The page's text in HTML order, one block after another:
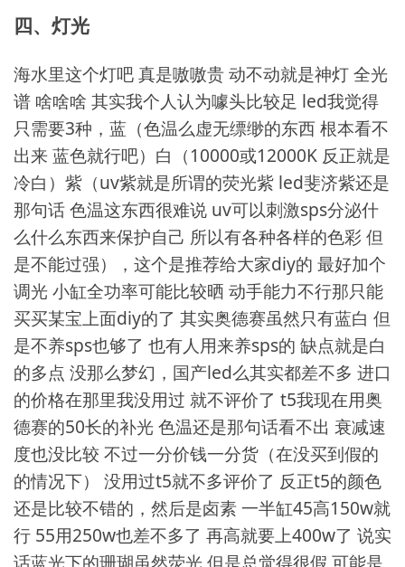
四、灯光
海水里这个灯吧 真是嗷嗷贵 动不动就是神灯 全光
谱 啥啥啥 其实我个人认为噱头比较足 led我觉得
只需要3种，蓝（色温么虚无缥缈的东西 根本看不
出来 蓝色就行吧）白（10000或12000K 反正就是
冷白）紫（uv紫就是所谓的荧光紫 led斐济紫还是
那句话 色温这东西很难说 uv可以刺激sps分泌什
么什么东西来保护自己 所以有各种各样的色彩 但
是不能过强），这个是推荐给大家diy的 最好加个
调光 小缸全功率可能比较晒 动手能力不行那只能
买买某宝上面diy的了 其实奥德赛虽然只有蓝白 但
是不养sps也够了 也有人用来养sps的 缺点就是白
的多点 没那么梦幻，国产led么其实都差不多 进口
的价格在那里我没用过 就不评价了 t5我现在用奥
德赛的50长的补光 色温还是那句话看不出 衰减速
度也没比较 不过一分价钱一分货（在没买到假的
的情况下） 没用过t5就不多评价了 反正t5的颜色
还是比较不错的，然后是卤素 一半缸45高150w就
行 55用250w也差不多了 再高就要上400w了 说实
话蓝光下的珊瑚虽然荧光 但是总觉得很假 可能是